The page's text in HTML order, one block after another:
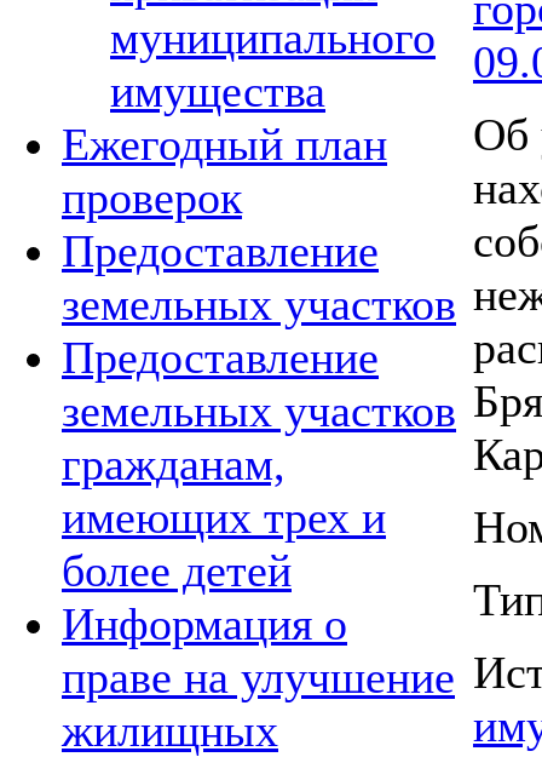
муниципального
имущества
Ежегодный план
проверок
Предоставление
земельных участков
Предоставление
земельных участков
гражданам,
имеющих трех и
более детей
Информация о
праве на улучшение
жилищных
Об